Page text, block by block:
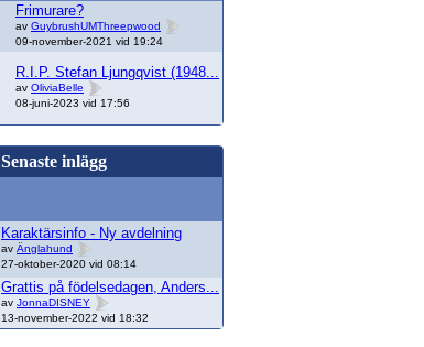
Frimurare?
av GuybrushUMThreepwood
09-november-2021 vid 19:24
R.I.P. Stefan Ljungqvist (1948...
av OliviaBelle
08-juni-2023 vid 17:56
Senaste inlägg
Karaktärsinfo - Ny avdelning
av Änglahund
27-oktober-2020 vid 08:14
Grattis på födelsedagen, Anders...
av JonnaDISNEY
13-november-2022 vid 18:32